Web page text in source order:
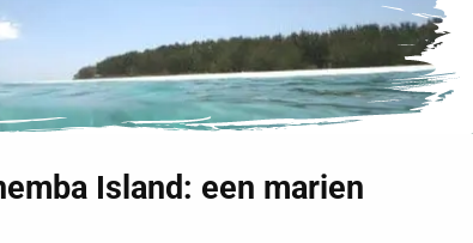
Island: een marien